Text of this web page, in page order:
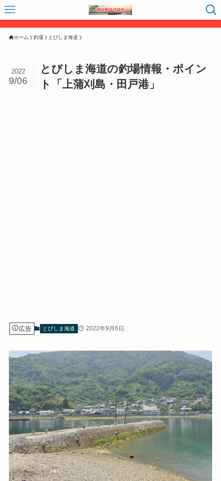
ホーム 釣場 とびしま海道
とびしま海道の釣場情報・ポイン
ト「上蒲刈島・田戸港」
2022
9/06
広告 とびしま海道 2022年9月6日